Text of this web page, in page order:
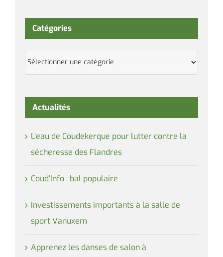
Catégories
Catégories
Actualités
L’eau de Coudekerque pour lutter contre la
sécheresse des Flandres
Coud’Info : bal populaire
Investissements importants à la salle de
sport Vanuxem
Apprenez les danses de salon à